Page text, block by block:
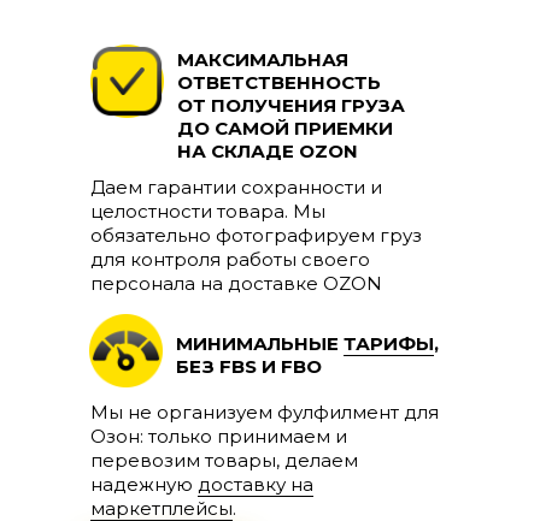
МАКСИМАЛЬНАЯ
ОТВЕТСТВЕННОСТЬ
ОТ ПОЛУЧЕНИЯ ГРУЗА
ДО САМОЙ ПРИЕМКИ
НА СКЛАДЕ OZON
Даем гарантии сохранности и
целостности товара. Мы
обязательно фотографируем груз
для контроля работы своего
персонала на доставке OZON
МИНИМАЛЬНЫЕ ТАРИФЫ,
БЕЗ FBS И FBO
Мы не организуем фулфилмент для
Озон: только принимаем и
перевозим товары, делаем
надежную доставку на
маркетплейсы.